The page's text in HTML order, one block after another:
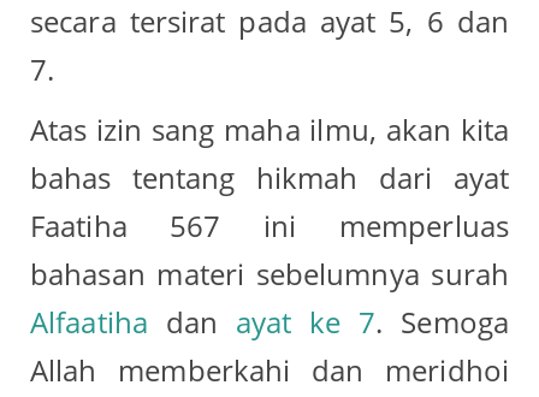
secara tersirat pada ayat 5, 6 dan
7.
Atas izin sang maha ilmu, akan kita
bahas tentang hikmah dari ayat
Faatiha 567 ini memperluas
bahasan materi sebelumnya surah
Alfaatiha dan ayat ke 7. Semoga
Allah memberkahi dan meridhoi